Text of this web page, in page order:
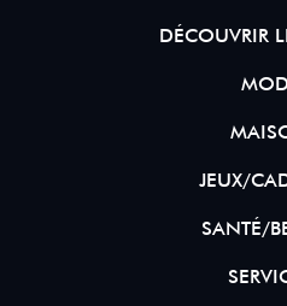
DÉCOUVRIR
JEUX/
SANTÉ/